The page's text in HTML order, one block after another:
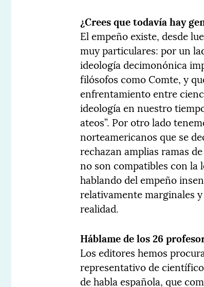
¿Crees que todavía hay
El empeño existe, desde
muy particulares: por un
ideología decimonónica
filósofos como Comte, y
enfrentamiento entre
ideología en nuestro
ateos”. Por otro lado
norteamericanos que se
rechazan amplias ramas
no son compatibles con la
hablando del empeño
relativamente marginales
realidad.
Háblame de los 26
Los editores hemos
representativo de
de habla española, que